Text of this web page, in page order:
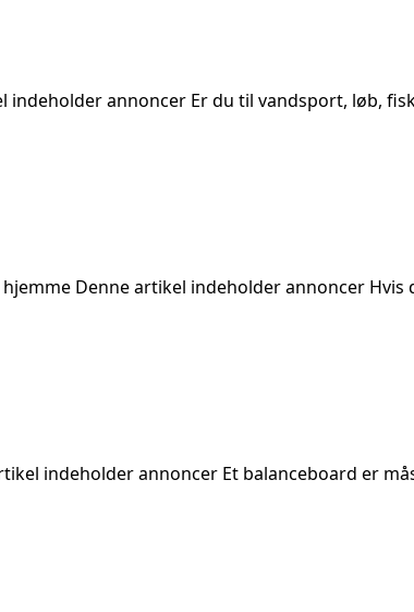
annoncer Er du til vandsport, løb,
Denne artikel indeholder annoncer
indeholder annoncer Et balanceboard er